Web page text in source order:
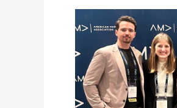
𝐀𝐌𝐀
𝐖𝐢𝐧𝐭𝐞𝐫
𝐂𝐨𝐧𝐟𝐞𝐫𝐞𝐧𝐜𝐞
2026
𝐢𝐧
𝐌𝐚𝐝𝐫𝐢𝐝